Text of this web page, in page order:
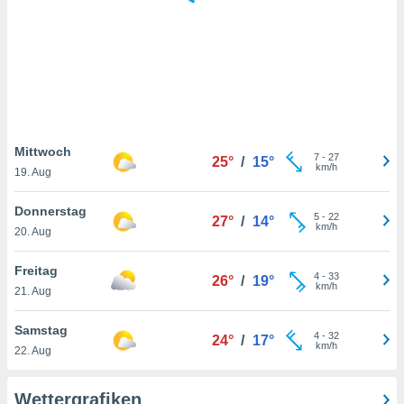
nicht
von
und
auf
klicken.
Mittwoch
19. Aug
25° / 15° 7- 27
km/h
Donnerstag
20. Aug
27° / 14° 5- 22
km/h
Freitag
21. Aug
26° / 19° 4- 33
km/h
Samstag
22. Aug
24° / 17° 4- 32
km/h
Wettergrafiken